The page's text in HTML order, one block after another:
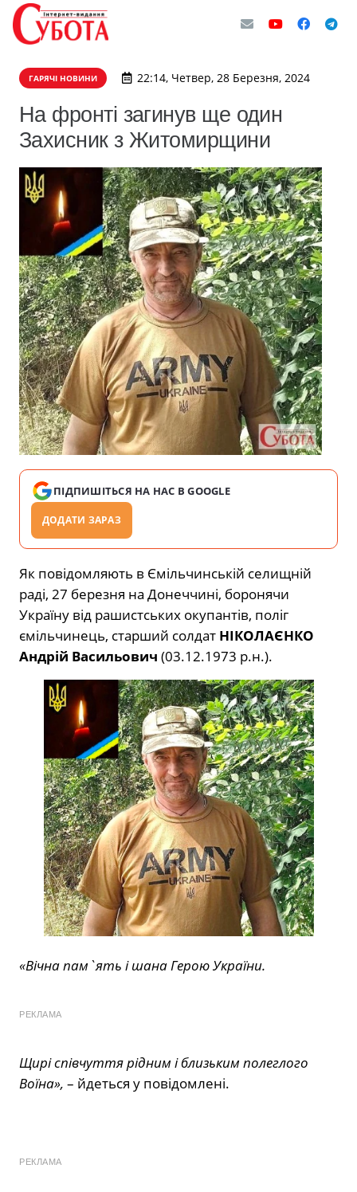
ГАРЯЧІ НОВИНИ 22:14, Четвер, 28 Березня, 2024
На фронті загинув ще один
Захисник з Житомирщини
ПІДПИШІТЬСЯ НА НАС В GOOGLE
ДОДАТИ ЗАРАЗ
Як повідомляють в Ємільчинській селищній
раді, 27 березня на Донеччині, боронячи
Україну від рашистських окупантів, поліг
ємільчинець, старший солдат НІКОЛАЄНКО
Андрій Васильович (03.12.1973 р.н.).
«Вічна пам`ять і шана Герою України.
РЕКЛАМА
Щирі співчуття рідним і близьким полеглого
Воїна», – йдеться у повідомлені.
РЕКЛАМА